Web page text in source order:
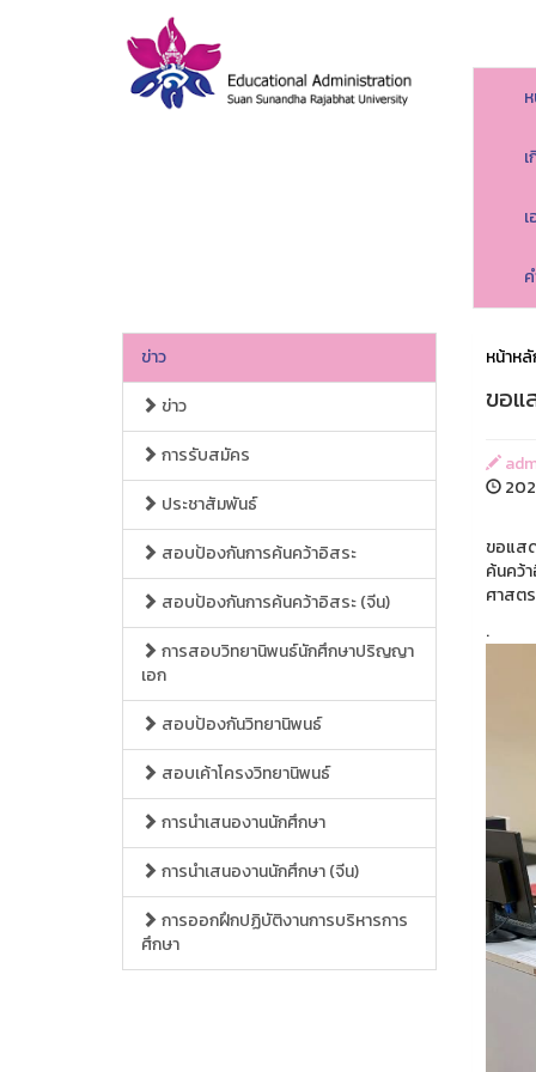
ข่าว
ข่าว
การรับสมัคร
ประชาสัมพันธ์
สอบป้องกันการค้นคว้าอิสระ
สอบป้องกันการค้นคว้าอิสระ (จีน)
การสอบวิทยานิพนธ์นักศึกษาปริญญา
เอก
สอบป้องกันวิทยานิพนธ์
สอบเค้าโครงวิทยานิพนธ์
การนำเสนองานนักศึกษา
การนำเสนองานนักศึกษา (จีน)
การออกฝึกปฏิบัติงานการบริหารการ
ศึกษา
หน้าห
ขอแ
ขอแส
ค้นคว้
ศาสต
.